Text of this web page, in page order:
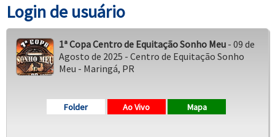
Login de usuário
1ª Copa Centro de Equitação Sonho Meu- 09 de
Agosto de 2025 - Centro de Equitação Sonho
Meu - Maringá, PR
Folder Ao Vivo Mapa